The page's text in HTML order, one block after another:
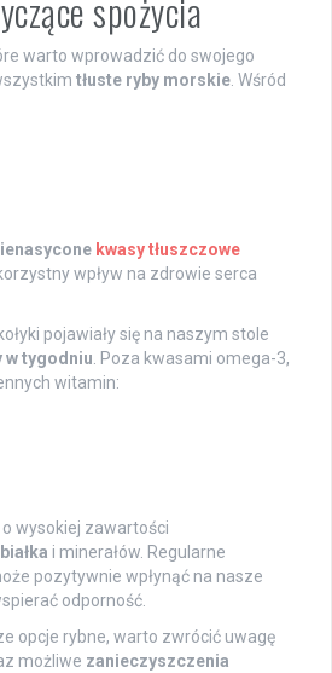
spożycia
warto wprowadzić do swojego
tłuste ryby morskie . Wśród
kwasy tłuszczowe
wpływ na zdrowie serca
pojawiały się na naszym stole
w tygodniu . Poza kwasami omega-3,
witamin:
wysokiej zawartości
i minerałów. Regularne
pozytywnie wpłynąć na nasze
odporność.
opcje rybne, warto zwrócić uwagę
możliwe zanieczyszczenia